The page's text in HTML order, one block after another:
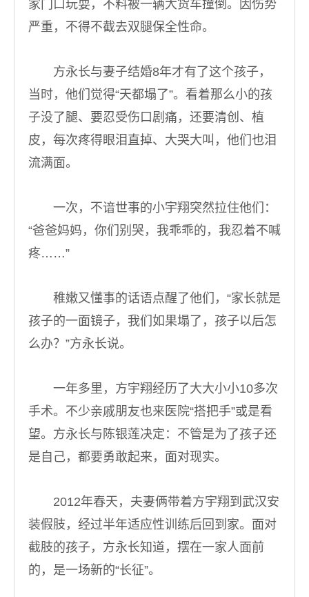
家门口玩耍，不料被一辆大货车撞倒。因伤势
严重，不得不截去双腿保全性命。
方永长与妻子结婚8年才有了这个孩子，
当时，他们觉得“天都塌了”。看着那么小的孩
子没了腿、要忍受伤口剧痛，还要清创、植
皮，每次疼得眼泪直掉、大哭大叫，他们也泪
流满面。
一次，不谙世事的小宇翔突然拉住他们：
“爸爸妈妈，你们别哭，我乖乖的，我忍着不喊
疼……”
稚嫩又懂事的话语点醒了他们，“家长就是
孩子的一面镜子，我们如果塌了，孩子以后怎
么办？”方永长说。
一年多里，方宇翔经历了大大小小10多次
手术。不少亲戚朋友也来医院“搭把手”或是看
望。方永长与陈银莲决定：不管是为了孩子还
是自己，都要勇敢起来，面对现实。
2012年春天，夫妻俩带着方宇翔到武汉安
装假肢，经过半年适应性训练后回到家。面对
截肢的孩子，方永长知道，摆在一家人面前
的，是一场新的“长征”。